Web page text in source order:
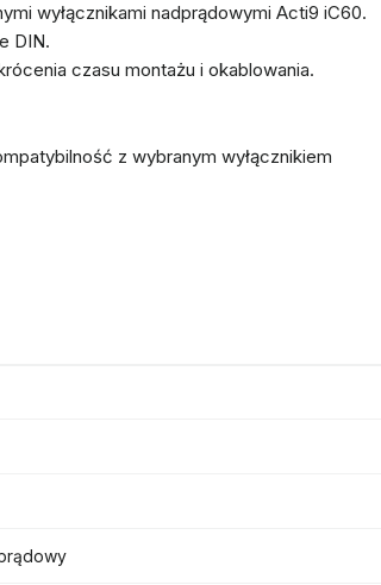
wyłącznikami nadprądowymi Acti9 iC60.
DIN.
czasu montażu i okablowania.
z wybranym wyłącznikiem